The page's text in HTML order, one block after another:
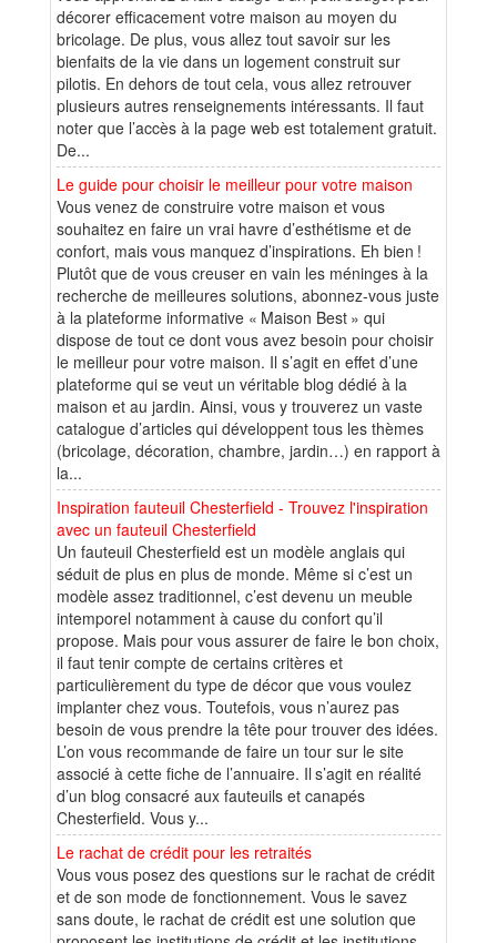
décorer efficacement votre maison au moyen du
bricolage. De plus, vous allez tout savoir sur les
bienfaits de la vie dans un logement construit sur
pilotis. En dehors de tout cela, vous allez retrouver
plusieurs autres renseignements intéressants. Il faut
noter que l’accès à la page web est totalement gratuit.
De...
Le guide pour choisir le meilleur pour votre maison
Vous venez de construire votre maison et vous
souhaitez en faire un vrai havre d’esthétisme et de
confort, mais vous manquez d’inspirations. Eh bien !
Plutôt que de vous creuser en vain les méninges à la
recherche de meilleures solutions, abonnez-vous juste
à la plateforme informative « Maison Best » qui
dispose de tout ce dont vous avez besoin pour choisir
le meilleur pour votre maison. Il s’agit en effet d’une
plateforme qui se veut un véritable blog dédié à la
maison et au jardin. Ainsi, vous y trouverez un vaste
catalogue d’articles qui développent tous les thèmes
(bricolage, décoration, chambre, jardin…) en rapport à
la...
Inspiration fauteuil Chesterfield - Trouvez l'inspiration
avec un fauteuil Chesterfield
Un fauteuil Chesterfield est un modèle anglais qui
séduit de plus en plus de monde. Même si c’est un
modèle assez traditionnel, c’est devenu un meuble
intemporel notamment à cause du confort qu’il
propose. Mais pour vous assurer de faire le bon choix,
il faut tenir compte de certains critères et
particulièrement du type de décor que vous voulez
implanter chez vous. Toutefois, vous n’aurez pas
besoin de vous prendre la tête pour trouver des idées.
L’on vous recommande de faire un tour sur le site
associé à cette fiche de l’annuaire. Il s’agit en réalité
d’un blog consacré aux fauteuils et canapés
Chesterfield. Vous y...
Le rachat de crédit pour les retraités
Vous vous posez des questions sur le rachat de crédit
et de son mode de fonctionnement. Vous le savez
sans doute, le rachat de crédit est une solution que